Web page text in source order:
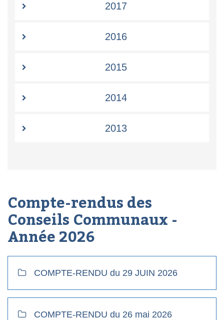
2017
2016
2015
2014
2013
Compte-rendus des
Conseils Communaux -
Année2026
COMPTE-RENDU du 29 JUIN 2026
COMPTE-RENDU du 26 mai 2026